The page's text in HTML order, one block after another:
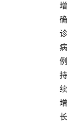
增
确
诊
病
例
持
续
增
长